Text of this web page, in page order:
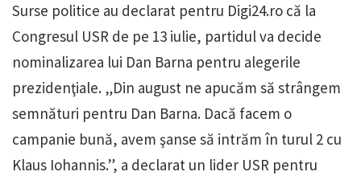
Surse politice au declarat pentru Digi24.ro că la
Congresul USR de pe 13 iulie, partidul va decide
nominalizarea lui Dan Barna pentru alegerile
prezidenţiale. „Din august ne apucăm să strângem
semnături pentru Dan Barna. Dacă facem o
campanie bună, avem şanse să intrăm în turul 2 cu
Klaus Iohannis.”, a declarat un lider USR pentru